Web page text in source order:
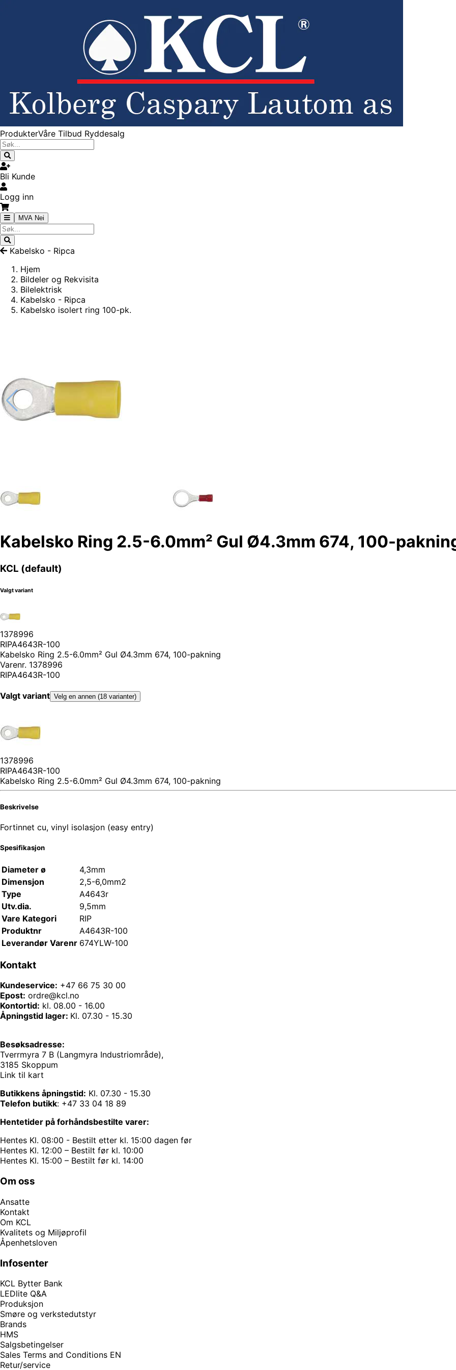
ProdukterVåre Tilbud Ryddesalg
Bli Kunde
Logg inn
MVA Nei
Kabelsko - Ripca
Hjem
Bildeler og Rekvisita
Bilelektrisk
Kabelsko - Ripca
Kabelsko isolert ring 100-pk.
Kabelsko Ring 2.5-6.0mm² Gul Ø4.3mm 674, 100-
KCL (default)
Valgt variant
1378996
RIPA4643R-100
Kabelsko Ring 2.5-6.0mm² Gul Ø4.3mm 674, 100-pakning
Varenr. 1378996
RIPA4643R-100
Valgt variant Velg en annen (18 varianter)
1378996
RIPA4643R-100
Kabelsko Ring 2.5-6.0mm² Gul Ø4.3mm 674, 100-pakning
Beskrivelse
Fortinnet cu, vinyl isolasjon (easy entry)
Spesifikasjon
Diameter ø
4,3mm
Dimensjon
2,5-6,0mm2
Type
A4643r
Utv.dia.
9,5mm
Vare Kategori
RIP
Produktnr
A4643R-100
Leverandør Varenr 674YLW-100
Kontakt
Kundeservice: +47 66 75 30 00
Epost: ordre@kcl.no
Kontortid: kl. 08.00 - 16.00
Åpningstid lager: Kl. 07.30 - 15.30
Besøksadresse:
Tverrmyra 7 B (Langmyra Industriområde),
3185 Skoppum
Link til kart
Butikkens åpningstid: Kl. 07.30 - 15.30
Telefon butikk: +47 33 04 18 89
Hentetider på forhåndsbestilte varer:
Hentes Kl. 08:00 - Bestilt etter kl. 15:00 dagen før
Hentes Kl. 12:00 – Bestilt før kl. 10:00
Hentes Kl. 15:00 – Bestilt før kl. 14:00
Om oss
Ansatte
Kontakt
Om KCL
Kvalitets og Miljøprofil
Åpenhetsloven
Infosenter
KCL Bytter Bank
LEDlite Q&A
Produksjon
Smøre og verkstedutstyr
Brands
HMS
Salgsbetingelser
Sales Terms and Conditions EN
Retur/service